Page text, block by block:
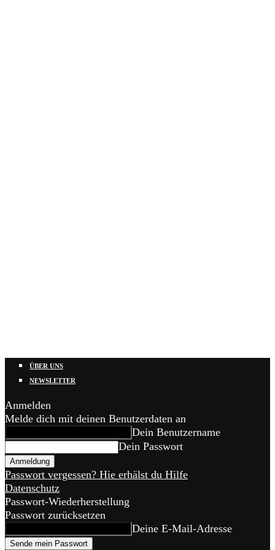
ÜBER UNS
NEWSLETTER
Anmelden
Melde dich mit deinen Benutzerdaten an
Dein Benutzername
Dein Passwort
Passwort vergessen? Hie erhälst du Hilfe
Datenschutz
Passwort-Wiederherstellung
Passwort zurücksetzen
Deine E-Mail-Adresse